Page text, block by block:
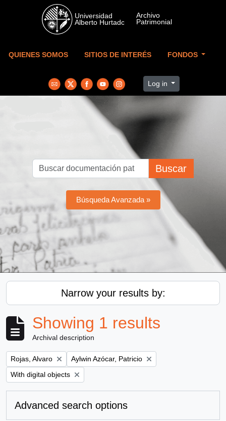
Skip to main content
QUIENES SOMOS SITIOS DE INTERÉS FONDOS
Log in
Buscar
Búsqueda Avanzada »
Narrow your results by:
Showing 1 results
Archival description
Remove filter:
Rojas, Alvaro Remove filter:
Aylwin Azócar, Patricio
Remove filter:
With digital objects
Advanced search options